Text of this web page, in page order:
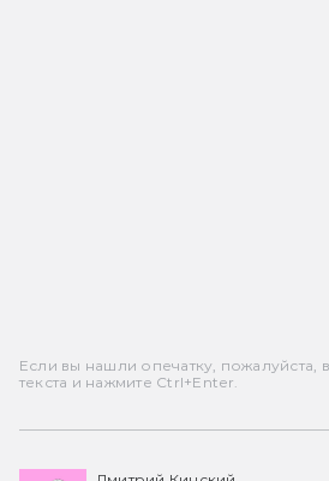
Если вы нашли опечатку, пожалуйста,
текста и нажмите Ctrl+Enter.